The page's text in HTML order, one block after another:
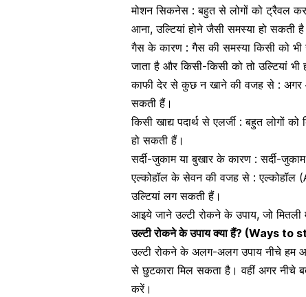
मोशन सिकनेस : बहुत से लोगों को ट्रैवल
आना, उल्टियां होने जैसी समस्या हो सकती
गैस के कारण :गैस की समस्या किसी को
जाता है और किसी-किसी को तो उल्टियां भी
काफी देर से कुछ न खाने की वजह से : अगर
सकती हैं।
किसी खाद्य पदार्थ से एलर्जी : बहुत लोगों
हो सकती हैं।
सर्दी-जुकामया बुखार के कारण : सर्दी-
एल्कोहॉल के सेवन की वजह से :
उल्टियां लग सकती हैं।
आइये जाने उल्टी रोकने के उपाय, जो
उल्टी रोकने के उपाय क्या हैं? (Ways
उल्टी रोकने के अलग-अलग उपाय नीचे हम
से छुटकारा मिल सकता है। वहीं अगर नीचे
करें।